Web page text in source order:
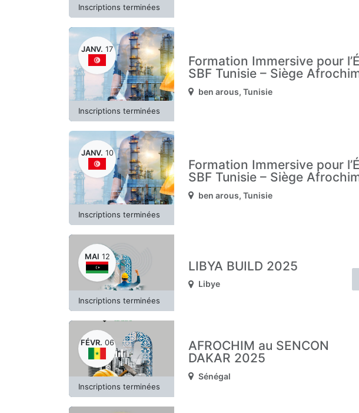
Inscriptions terminées
JANV. 17
Inscriptions terminées
Formation Immersive pour
SBF Tunisie – Siège
ben arous, Tunisie
JANV. 10
Inscriptions terminées
Formation Immersive pour
SBF Tunisie – Siège
ben arous, Tunisie
MAI 12
Inscriptions terminées
LIBYA BUILD 2025
Libye
FÉVR. 06
Inscriptions terminées
AFROCHIM au SENCON
DAKAR 2025
Sénégal